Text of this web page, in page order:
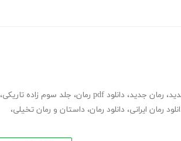
، رمان جدید، دانلود pdf رمان ، جلد سوم زاده تاریکی،
رمان ایرانی، دانلود رمان، داستان و رمان تخیلی،